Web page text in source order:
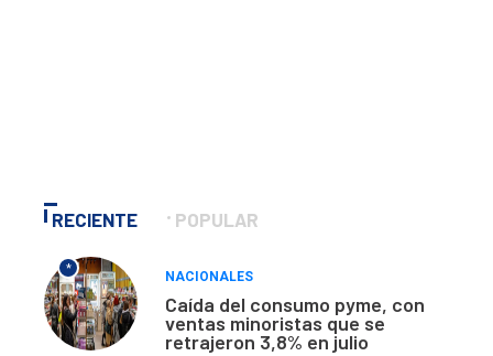
RECIENTE POPULAR
*
NACIONALES
Caída del consumo pyme, con
ventas minoristas que se
retrajeron 3,8% en julio